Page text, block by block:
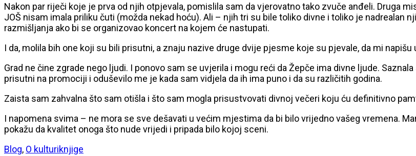
Nakon par riječi koje je prva od njih otpjevala, pomislila sam da vjerovatno tako zvuče anđeli. Druga
JOŠ nisam imala priliku čuti (možda nekad hoću). Ali – njih tri su bile toliko divne i toliko je nadrealan
razmišljanja ako bi se organizovao koncert na kojem će nastupati.
I da, molila bih one koji su bili prisutni, a znaju nazive druge dvije pjesme koje su pjevale, da mi
Grad ne čine zgrade nego ljudi. I ponovo sam se uvjerila i mogu reći da Žepče ima divne ljude.
prisutni na promociji i oduševilo me je kada sam vidjela da ih ima puno i da su različitih godina.
Zaista sam zahvalna što sam otišla i što sam mogla prisustvovati divnoj večeri koju ću definitivno
I napomena svima – ne mora se sve dešavati u većim mjestima da bi bilo vrijedno vašeg vremena.
pokažu da kvalitet onoga što nude vrijedi i pripada bilo kojoj sceni.
Blog, O kulturiknjige